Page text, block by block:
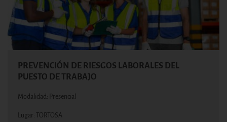
PREVENCIÓN DE RIESGOS LABORALES DEL
PUESTO DE TRABAJO
Modalidad: Presencial
Lugar: TORTOSA